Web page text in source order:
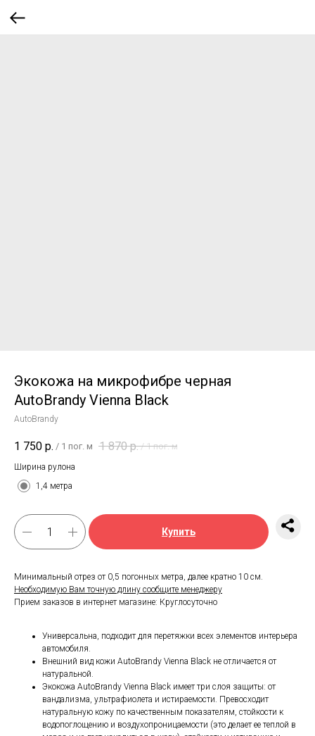
Экокожа на микрофибре черная
AutoBrandy Vienna Black
AutoBrandy
1 750 р. / 1 пог. м 1 870 р. / 1 пог. м
Ширина рулона
1,4 метра
Купить
Минимальный отрез от 0,5 погонных метра, далее кратно 10 см.
Необходимую Вам точную длину сообщите менеджеру
Прием заказов в интернет магазине: Круглосуточно
Универсальна, подходит для перетяжки всех элементов интерьера
автомобиля.
Внешний вид кожи AutoBrandy Vienna Black не отличается от
натуральной.
Экокожа AutoBrandy Vienna Black имеет три слоя защиты: от
вандализма, ультрафиолета и истираемости. Превосходит
натуральную кожу по качественным показателям, стойкости к
водопоглощению и воздухопроницаемости (это делает ее теплой в